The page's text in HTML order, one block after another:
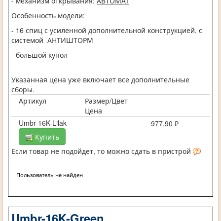
Особенность модели:
- 16 спиц с усиленной дополнительной конструкцией, с
системой АНТИШТОРМ
- большой купол
Указанная цена уже включает все дополнительные
сборы.
Артикул
Размер/Цвет
Цена
Umbr-16K-Lilak
977,90 ₽
Купить
Если товар не подойдет, то можно сдать в пристрой
Пользователь не найден